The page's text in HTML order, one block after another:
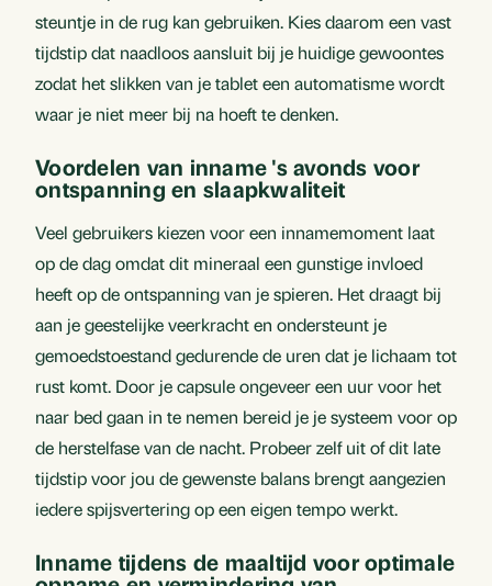
steuntje in de rug kan gebruiken. Kies daarom een vast
tijdstip dat naadloos aansluit bij je huidige gewoontes
zodat het slikken van je tablet een automatisme wordt
waar je niet meer bij na hoeft te denken.
Voordelen van inname 's avonds voor
ontspanning en slaapkwaliteit
Veel gebruikers kiezen voor een innamemoment laat
op de dag omdat dit mineraal een gunstige invloed
heeft op de ontspanning van je spieren. Het draagt bij
aan je geestelijke veerkracht en ondersteunt je
gemoedstoestand gedurende de uren dat je lichaam tot
rust komt. Door je capsule ongeveer een uur voor het
naar bed gaan in te nemen bereid je je systeem voor op
de herstelfase van de nacht. Probeer zelf uit of dit late
tijdstip voor jou de gewenste balans brengt aangezien
iedere spijsvertering op een eigen tempo werkt.
Inname tijdens de maaltijd voor optimale